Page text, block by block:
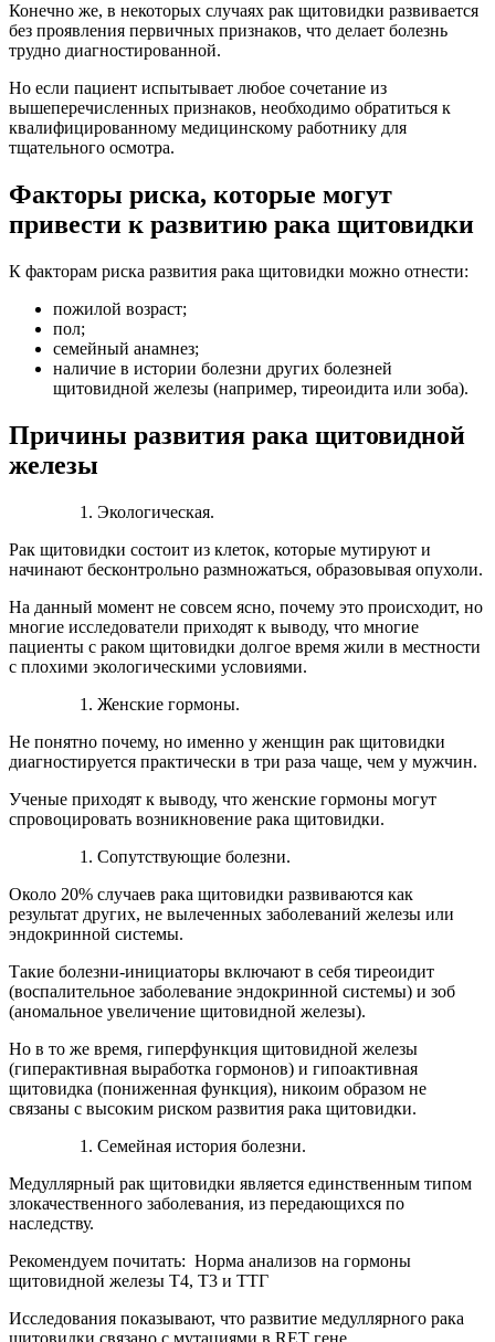
Конечно же, в некоторых случаях рак щитовидки развивается
без проявления первичных признаков, что делает болезнь
трудно диагностированной.
Но если пациент испытывает любое сочетание из
вышеперечисленных признаков, необходимо обратиться к
квалифицированному медицинскому работнику для
тщательного осмотра.
Факторы риска, которые могут
привести к развитию рака щитовидки
К факторам риска развития рака щитовидки можно отнести:
пожилой возраст;
пол;
семейный анамнез;
наличие в истории болезни других болезней
щитовидной железы (например, тиреоидита или зоба).
Причины развития рака щитовидной
железы
Экологическая.
Рак щитовидки состоит из клеток, которые мутируют и
начинают бесконтрольно размножаться, образовывая опухоли.
На данный момент не совсем ясно, почему это происходит, но
многие исследователи приходят к выводу, что многие
пациенты с раком щитовидки долгое время жили в местности
с плохими экологическими условиями.
Женские гормоны.
Не понятно почему, но именно у женщин рак щитовидки
диагностируется практически в три раза чаще, чем у мужчин.
Ученые приходят к выводу, что женские гормоны могут
спровоцировать возникновение рака щитовидки.
Сопутствующие болезни.
Около 20% случаев рака щитовидки развиваются как
результат других, не вылеченных заболеваний железы или
эндокринной системы.
Такие болезни-инициаторы включают в себя тиреоидит
(воспалительное заболевание эндокринной системы) и зоб
(аномальное увеличение щитовидной железы).
Но в то же время, гиперфункция щитовидной железы
(гиперактивная выработка гормонов) и гипоактивная
щитовидка (пониженная функция), никоим образом не
связаны с высоким риском развития рака щитовидки.
Семейная история болезни.
Медуллярный рак щитовидки является единственным типом
злокачественного заболевания, из передающихся по
наследству.
Рекомендуем почитать: Норма анализов на гормоны
щитовидной железы Т4, Т3 и ТТГ
Исследования показывают, что развитие медуллярного рака
щитовидки связано с мутациями в RET гене.